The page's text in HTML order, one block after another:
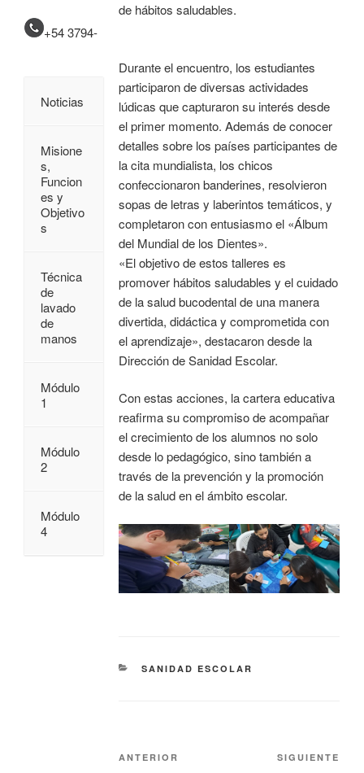
de hábitos saludables.
Durante el encuentro, los estudiantes
participaron de diversas actividades
lúdicas que capturaron su interés desde
el primer momento. Además de conocer
detalles sobre los países participantes de
la cita mundialista, los chicos
confeccionaron banderines, resolvieron
sopas de letras y laberintos temáticos, y
completaron con entusiasmo el «Álbum
del Mundial de los Dientes».
«El objetivo de estos talleres es
promover hábitos saludables y el cuidado
de la salud bucodental de una manera
divertida, didáctica y comprometida con
el aprendizaje», destacaron desde la
Dirección de Sanidad Escolar.
Con estas acciones, la cartera educativa
reafirma su compromiso de acompañar
el crecimiento de los alumnos no solo
desde lo pedagógico, sino también a
través de la prevención y la promoción
de la salud en el ámbito escolar.
SANIDAD ESCOLAR
ANTERIOR SIGUIENTE
+54 3794-
Noticias
Misione
s,
Funcion
es y
Objetivo
s
Técnica
de
lavado
de
manos
Módulo
1
Módulo
2
Módulo
4